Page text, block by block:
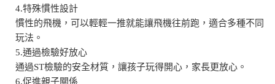
4.特殊慣性設計
慣性的飛機，可以輕輕一推就能讓飛機往前跑，適合多種不同
玩法。
5.通過檢驗好放心
通過ST檢驗的安全材質，讓孩子玩得開心，家長更放心。
6.促進親子關係